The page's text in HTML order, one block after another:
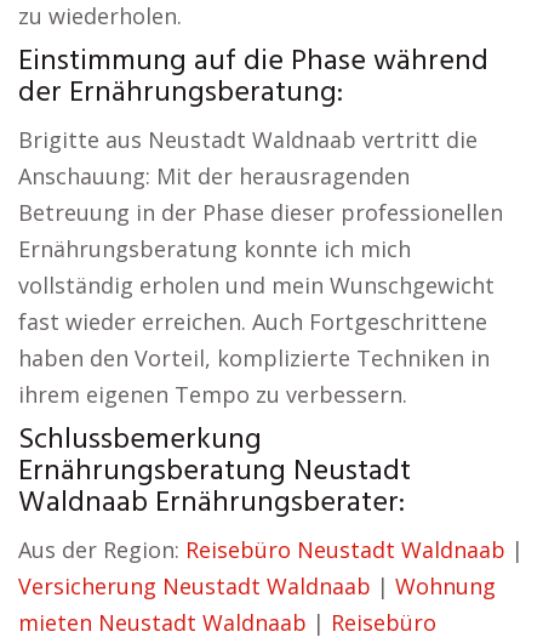
zu wiederholen.
Einstimmung auf die Phase während
der Ernährungsberatung:
Brigitte aus Neustadt Waldnaab vertritt die
Anschauung: Mit der herausragenden
Betreuung in der Phase dieser professionellen
Ernährungsberatung konnte ich mich
vollständig erholen und mein Wunschgewicht
fast wieder erreichen. Auch Fortgeschrittene
haben den Vorteil, komplizierte Techniken in
ihrem eigenen Tempo zu verbessern.
Schlussbemerkung
Ernährungsberatung Neustadt
Waldnaab Ernährungsberater:
Aus der Region: Reisebüro Neustadt Waldnaab |
Versicherung Neustadt Waldnaab | Wohnung
mieten Neustadt Waldnaab | Reisebüro